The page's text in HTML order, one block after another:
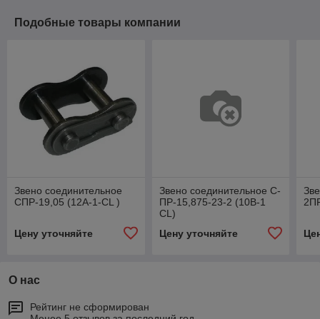
Подобные товары компании
Звено соединительное
СПР-19,05 (12А-1-CL )
Цену уточняйте
Звено соединительное С-
ПР-15,875-23-2 (10В-1
CL)
Цену уточняйте
О нас
Рейтинг не сформирован